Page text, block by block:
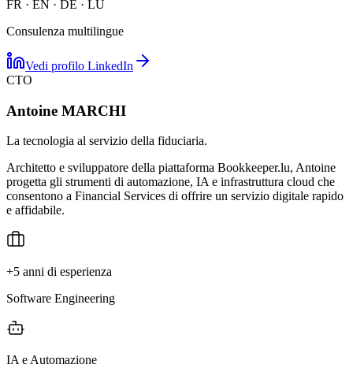
FR · EN · DE · LU
Consulenza multilingue
Vedi profilo LinkedIn
CTO
Antoine MARCHI
La tecnologia al servizio della fiduciaria.
Architetto e sviluppatore della piattaforma Bookkeeper.lu, Antoine
progetta gli strumenti di automazione, IA e infrastruttura cloud che
consentono a Financial Services di offrire un servizio digitale rapido
e affidabile.
+5 anni di esperienza
Software Engineering
IA e Automazione